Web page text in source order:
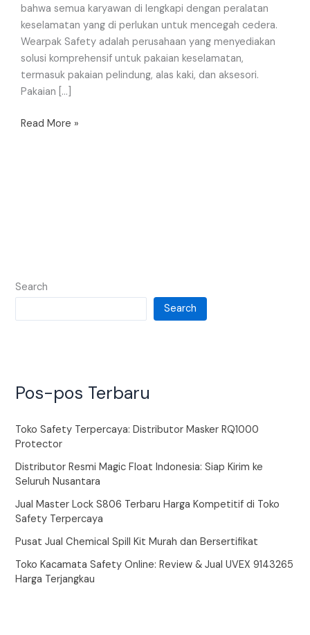
bahwa semua karyawan di lengkapi dengan peralatan
keselamatan yang di perlukan untuk mencegah cedera.
Wearpak Safety adalah perusahaan yang menyediakan
solusi komprehensif untuk pakaian keselamatan,
termasuk pakaian pelindung, alas kaki, dan aksesori.
Pakaian […]
Read More »
Search
Search
Pos-pos Terbaru
Toko Safety Terpercaya: Distributor Masker RQ1000
Protector
Distributor Resmi Magic Float Indonesia: Siap Kirim ke
Seluruh Nusantara
Jual Master Lock S806 Terbaru Harga Kompetitif di Toko
Safety Terpercaya
Pusat Jual Chemical Spill Kit Murah dan Bersertifikat
Toko Kacamata Safety Online: Review & Jual UVEX 9143265
Harga Terjangkau